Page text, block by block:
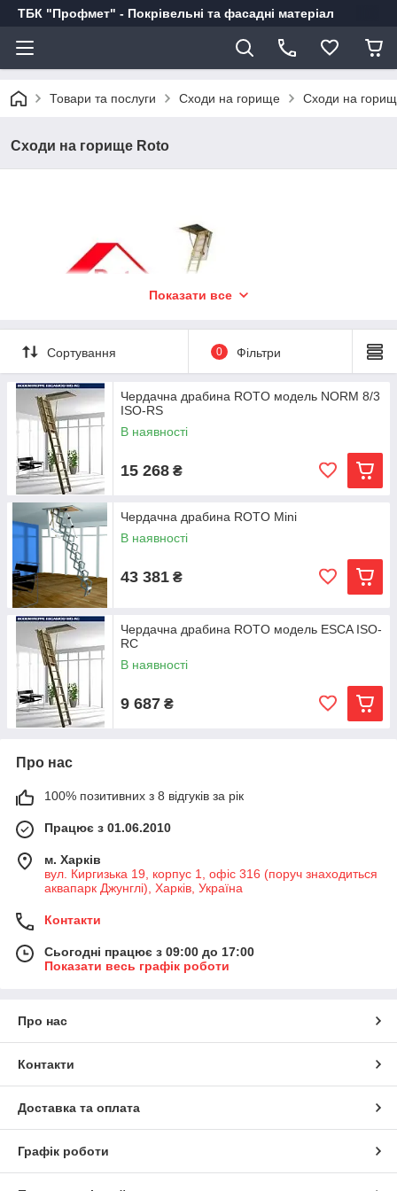
ТБК "Профмет" - Покрівельні та фасадні матеріал
Товари та послуги Сходи на горище Сходи на
Сходи на горище Roto
Горищні сходи Roto
– це дерев'яні складані сходи,
горище з житлових приміщень. Сходи Roto відрізняються
естетичністю, ергономічністю, зручністю використання,
особливою міцністю і надійністю всіх їх комплектуючих
каркаса, ступений, люка. Вони легко складаються в блок і
практично непомітні в кімнаті і не займають багато місця. При
необхідності сходи дуже просто розвертається і дозволяє
підняти на горище (або спустити в підвал) різні предмети.
Завдяки легкому монтажу і зручній конструкції, сходи Roto
універсальні для будь-якого приміщення і дозволяють
зробити простір кімнати більш функціональним, не
порушуючи при цьому простору і загального дизайну.
Асортимент горищних сходів Roto представлений двох - і
трисекційними моделями з металу та пластику, які
задовольнять самі високі вимоги до безпеки. Сходи
витримують навантаження до 170 кг і не втрачають свою
міцність з роками.
Показати все
Сортування 0 Фільтри
Чердачна драбина ROTO модель NORM 8/3
ISO-RS
В наявності
15 268 ₴
Чердачна драбина ROTO Mini
В наявності
43 381 ₴
Чердачна драбина ROTO модель ESCA ISO-
RC
В наявності
9 687 ₴
Про нас
100% позитивних з 8 відгуків за рік
Працює з 01.06.2010
м. Харків
вул. Киргизька 19, корпус 1, офіс 316 (поруч знаходиться
аквапарк Джунглі), Харків, Україна
Контакти
Сьогодні працює з 09:00 до 17:00
Показати весь графік роботи
Про нас
Контакти
Доставка та оплата
Графік роботи